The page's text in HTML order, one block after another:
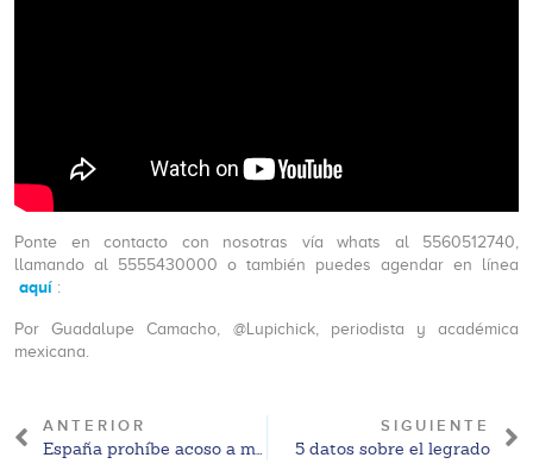
Ponte en contacto con nosotras vía whats al 5560512740,
llamando al 5555430000 o también puedes agendar en línea
aquí :
Por Guadalupe Camacho, @Lupichick, periodista y académica
mexicana.
ANTERIOR
España prohíbe acoso a mujeres afuera de clínicas de abortos
SIGUIENTE
5 datos sobre el legrado